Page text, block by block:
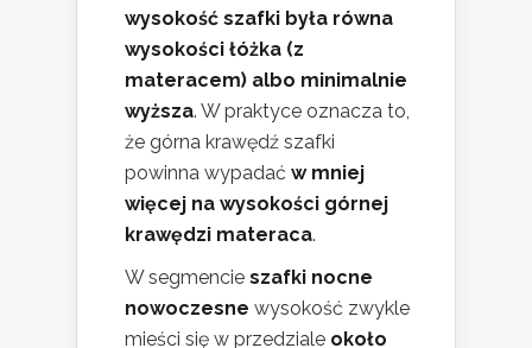
wysokość szafki była równa
wysokości łóżka (z
materacem) albo minimalnie
wyższa. W praktyce oznacza to,
że górna krawędź szafki
powinna wypadać w mniej
więcej na wysokości górnej
krawędzi materaca.
W segmencie szafki nocne
nowoczesne wysokość zwykle
mieści się w przedziale około